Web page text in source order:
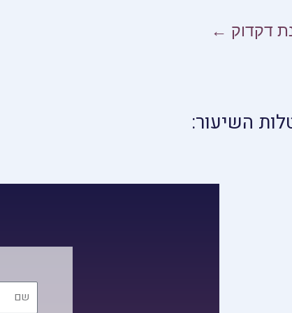
דקדוק ←
השיעור: